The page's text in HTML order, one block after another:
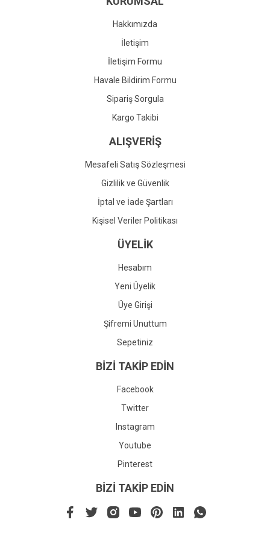
Gönder
Hakkımızda
İletişim
İletişim Formu
Havale Bildirim Formu
Sipariş Sorgula
Kargo Takibi
ALIŞVERİŞ
Mesafeli Satış Sözleşmesi
Gizlilik ve Güvenlik
İptal ve İade Şartları
Kişisel Veriler Politikası
ÜYELİK
Hesabım
Yeni Üyelik
Üye Girişi
Şifremi Unuttum
Sepetiniz
BİZİ TAKİP EDİN
Facebook
Twitter
Instagram
Youtube
Pinterest
BİZİ TAKİP EDİN